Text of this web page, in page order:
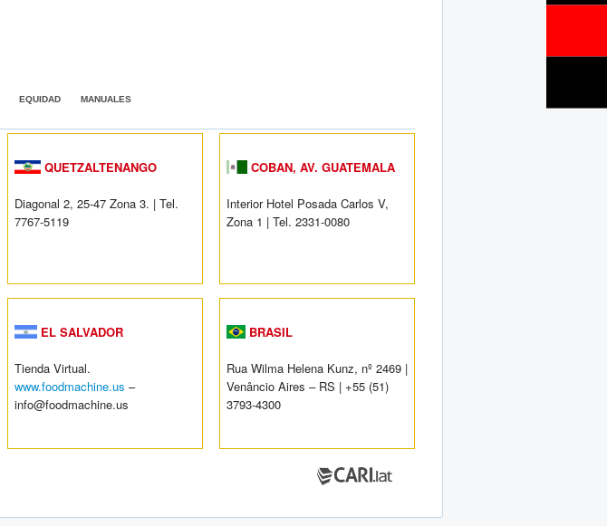
EQUIDAD MANUALES
QUETZALTENANGO
Diagonal 2, 25-47 Zona 3. | Tel.
7767-5119
COBAN, AV. GUATEMALA
Interior Hotel Posada Carlos V,
Zona 1 | Tel. 2331-0080
EL SALVADOR
Tienda Virtual.
www.foodmachine.us –
info@foodmachine.us
BRASIL
Rua Wilma Helena Kunz, nº 2469 |
Venâncio Aires – RS | +55 (51)
3793-4300